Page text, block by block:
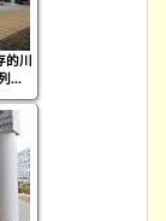
的川
...